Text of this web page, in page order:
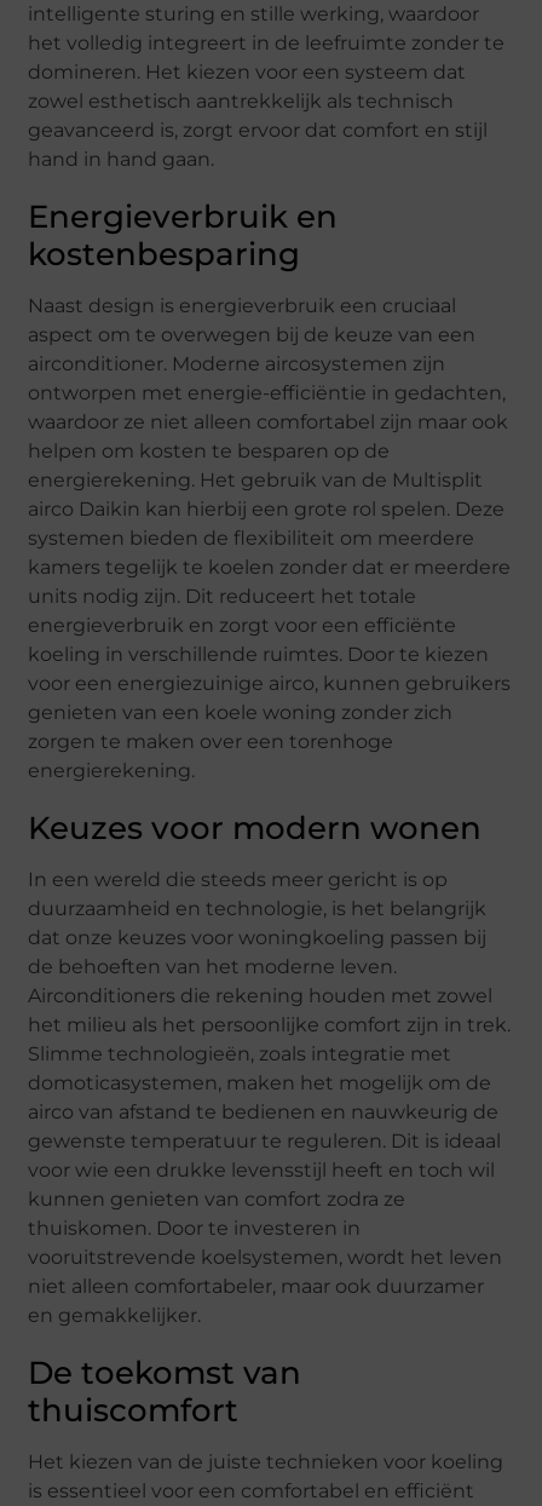
intelligente sturing en stille werking, waardoor
het volledig integreert in de leefruimte zonder te
domineren. Het kiezen voor een systeem dat
zowel esthetisch aantrekkelijk als technisch
geavanceerd is, zorgt ervoor dat comfort en stijl
hand in hand gaan.
Energieverbruik en
kostenbesparing
Naast design is energieverbruik een cruciaal
aspect om te overwegen bij de keuze van een
airconditioner. Moderne aircosystemen zijn
ontworpen met energie-efficiëntie in gedachten,
waardoor ze niet alleen comfortabel zijn maar ook
helpen om kosten te besparen op de
energierekening. Het gebruik van de Multisplit
airco Daikin kan hierbij een grote rol spelen. Deze
systemen bieden de flexibiliteit om meerdere
kamers tegelijk te koelen zonder dat er meerdere
units nodig zijn. Dit reduceert het totale
energieverbruik en zorgt voor een efficiënte
koeling in verschillende ruimtes. Door te kiezen
voor een energiezuinige airco, kunnen gebruikers
genieten van een koele woning zonder zich
zorgen te maken over een torenhoge
energierekening.
Keuzes voor modern wonen
In een wereld die steeds meer gericht is op
duurzaamheid en technologie, is het belangrijk
dat onze keuzes voor woningkoeling passen bij
de behoeften van het moderne leven.
Airconditioners die rekening houden met zowel
het milieu als het persoonlijke comfort zijn in trek.
Slimme technologieën, zoals integratie met
domoticasystemen, maken het mogelijk om de
airco van afstand te bedienen en nauwkeurig de
gewenste temperatuur te reguleren. Dit is ideaal
voor wie een drukke levensstijl heeft en toch wil
kunnen genieten van comfort zodra ze
thuiskomen. Door te investeren in
vooruitstrevende koelsystemen, wordt het leven
niet alleen comfortabeler, maar ook duurzamer
en gemakkelijker.
De toekomst van
thuiscomfort
Het kiezen van de juiste technieken voor koeling
is essentieel voor een comfortabel en efficiënt